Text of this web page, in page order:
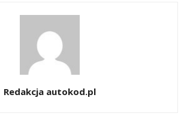
Redakcja autokod.pl